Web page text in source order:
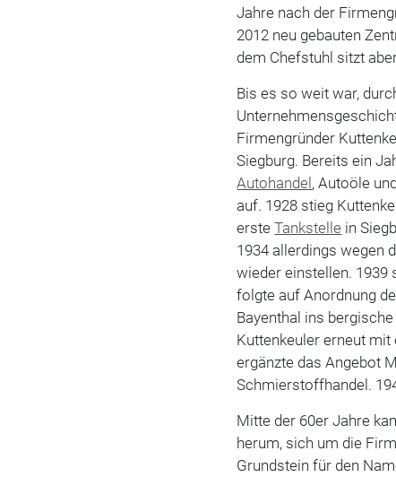
Jahre nach der
2012 neu gebauten
dem Chefstuhl sitzt
Bis es so weit war,
Firmengründer
Siegburg. Bereits ein
Autohandel, Autoöle
auf. 1928 stieg
ersteTankstelle in
1934 allerdings wegen
wieder einstellen. 1939
folgte auf Anordnung
Bayenthal ins
Kuttenkeuler erneut
ergänzte das Angebot
Schmierstoffhandel.
Mitte der 60er Jahre
herum, sich um die
Grundstein für den